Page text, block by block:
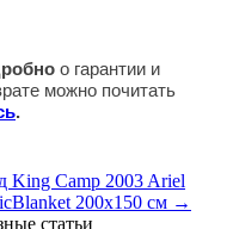
о гарантии и
можно почитать
.
King Camp 2003 Ariel
200x150 см →
статьи